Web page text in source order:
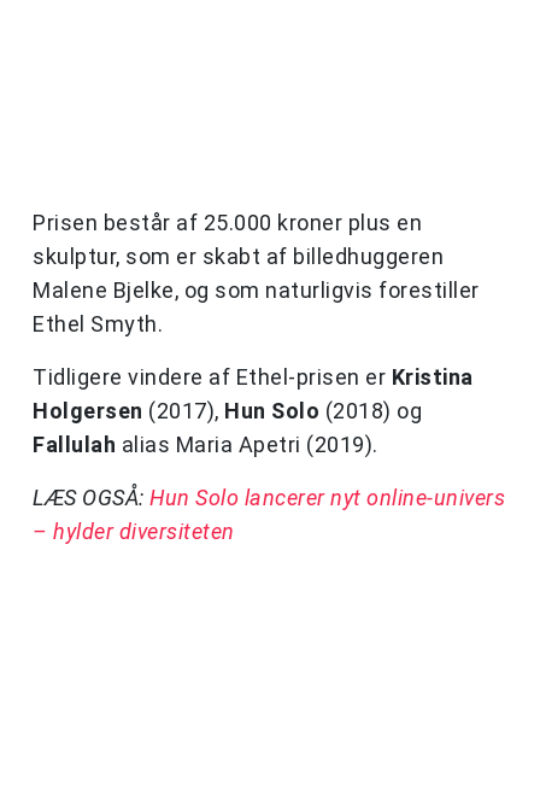
Prisen består af 25.000 kroner plus en
skulptur, som er skabt af billedhuggeren
Malene Bjelke, og som naturligvis forestiller
Ethel Smyth.
Tidligere vindere af Ethel-prisen er Kristina
Holgersen (2017), Hun Solo (2018) og
Fallulah alias Maria Apetri (2019).
LÆS OGSÅ: Hun Solo lancerer nyt online-univers
– hylder diversiteten